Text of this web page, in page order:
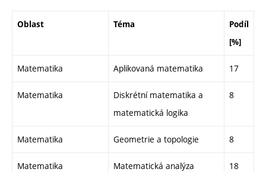
Oblast Téma
Podíl
[%]
Matematika Aplikovaná matematika 17
Matematika
Diskrétní matematika a
matematická logika
8
Matematika Geometrie a topologie 8
Matematika Matematická analýza 18